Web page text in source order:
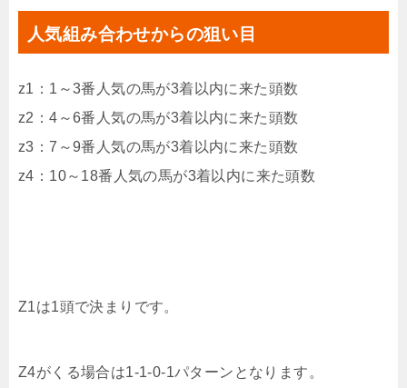
人気組み合わせからの狙い目
z1：1～3番人気の馬が3着以内に来た頭数
z2：4～6番人気の馬が3着以内に来た頭数
z3：7～9番人気の馬が3着以内に来た頭数
z4：10～18番人気の馬が3着以内に来た頭数
Z1は1頭で決まりです。
Z4がくる場合は1-1-0-1パターンとなります。